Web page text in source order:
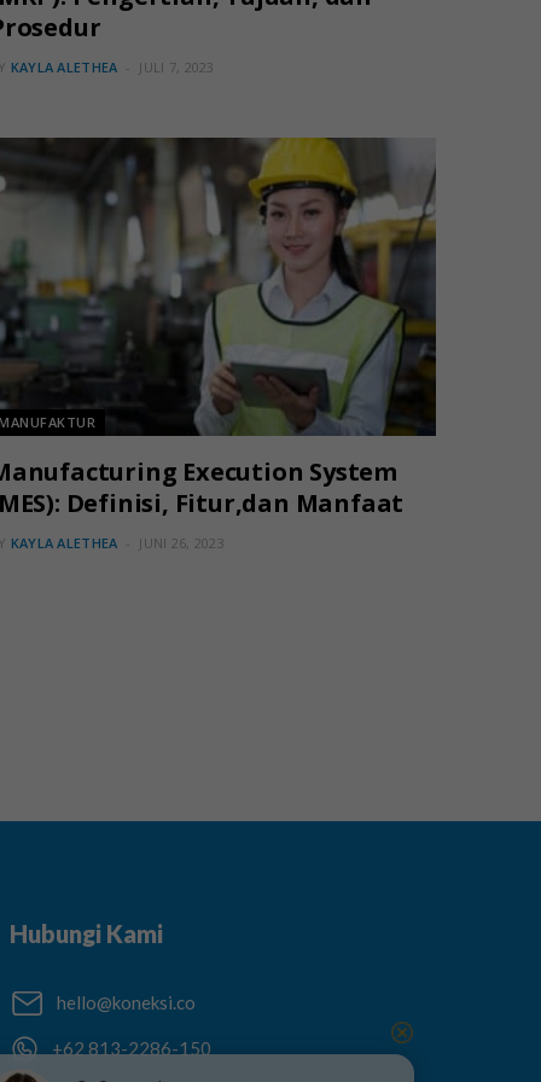
KAYLA ALETHEA JULI 7, 2023
Execution System
Definisi, Fitur,dan Manfaat
KAYLA ALETHEA JUNI 26, 2023
Hubungi Kami
hello@koneksi.co
+62 813-2286-150